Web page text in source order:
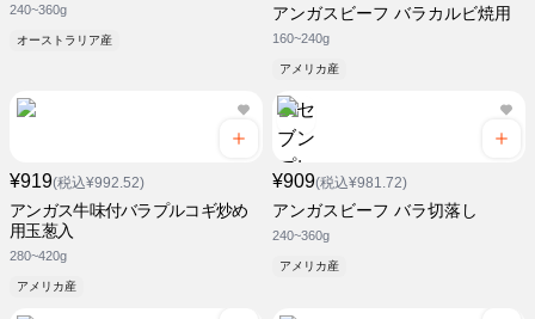
240~360g
オーストラリア産
アンガスビーフ バラカルビ焼用
160~240g
アメリカ産
¥919(税込¥992.52)
アンガス牛味付バラプルコギ炒め
用玉葱入
280~420g
アメリカ産
¥909(税込¥981.72)
アンガスビーフ バラ切落し
240~360g
アメリカ産